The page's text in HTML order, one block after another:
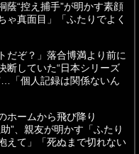
蔭“控え捕手”が明かす素顔
ゃ真面目」「ふたりでよく
だぞ？」落合博満より前に
断していた“日本シリーズ
「個人記録は関係ないん
ホームから飛び降り
”、親友が明かす「ふたり
えて」「死ぬまで切れない